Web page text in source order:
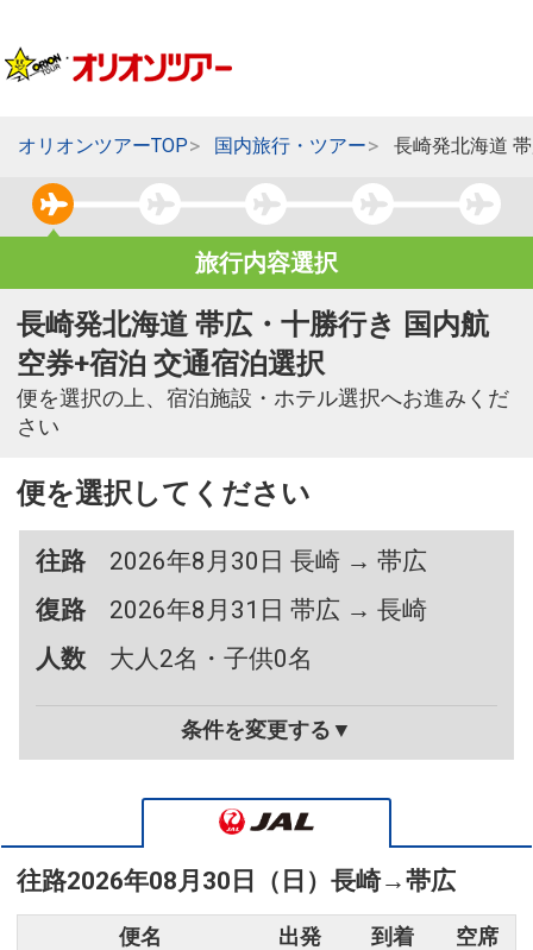
オリオンツアーTOP 国内旅行・ツアー 長崎発北海道
旅行内容選択
長崎発北海道 帯広・十勝行き 国内航
空券+宿泊 交通宿泊選択
便を選択の上、宿泊施設・ホテル選択へお進みくだ
さい
便を選択してください
往路
2026年8月30日 長崎 → 帯広
復路
2026年8月31日 帯広 → 長崎
人数
大人2名・子供0名
条件を変更する▼
往路2026年08月30日（日） 長崎→帯広
便名 出発 到着 空席